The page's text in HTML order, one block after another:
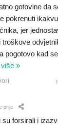
gotovine da
pokrenuti
jer
pogotovo kad
»
prije
forsirali i